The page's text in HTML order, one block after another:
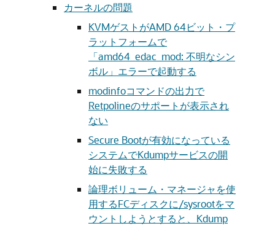
カーネルの問題
KVMゲストがAMD 64ビット・プ
ラットフォームで
「amd64_edac_mod: 不明なシン
ボル」エラーで起動する
modinfoコマンドの出力で
Retpolineのサポートが表示され
ない
Secure Bootが有効になっている
システムでKdumpサービスの開
始に失敗する
論理ボリューム・マネージャを使
用するFCディスクに/sysrootをマ
ウントしようとすると、Kdump